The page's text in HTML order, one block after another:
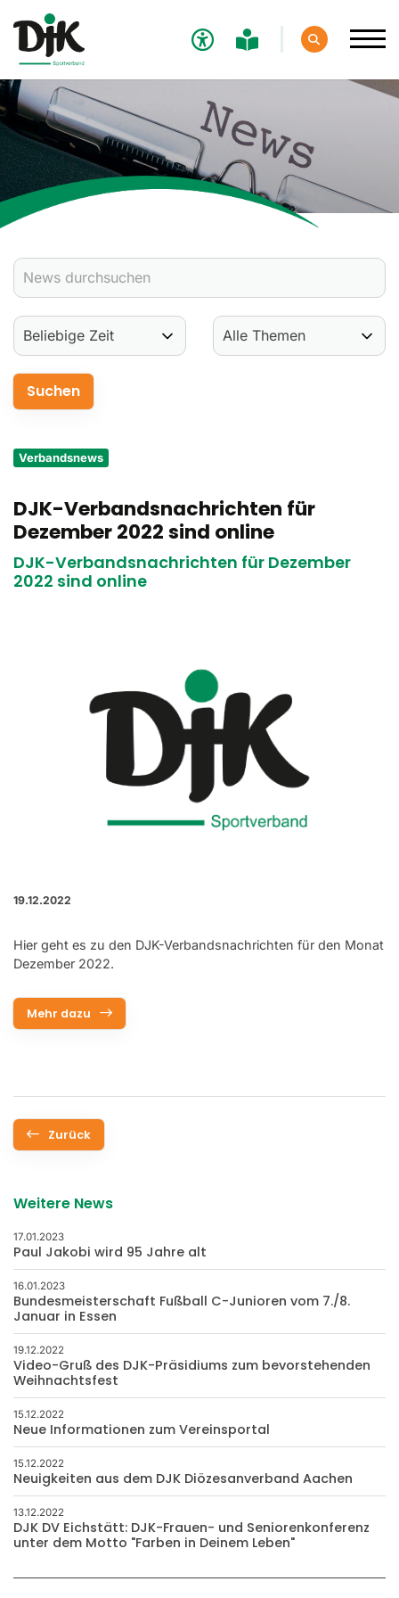
Verbandsnews
DJK-Verbandsnachrichten für
Dezember 2022 sind online
DJK-Verbandsnachrichten für Dezember
2022 sind online
19.12.2022
Hier geht es zu den DJK-Verbandsnachrichten für den Monat
Dezember 2022.
Mehr dazu
Zurück
Weitere News
17.01.2023
Paul Jakobi wird 95 Jahre alt
16.01.2023
Bundesmeisterschaft Fußball C-Junioren vom 7./8.
Januar in Essen
19.12.2022
Video-Gruß des DJK-Präsidiums zum bevorstehenden
Weihnachtsfest
15.12.2022
Neue Informationen zum Vereinsportal
15.12.2022
Neuigkeiten aus dem DJK Diözesanverband Aachen
13.12.2022
DJK DV Eichstätt: DJK-Frauen- und Seniorenkonferenz
unter dem Motto "Farben in Deinem Leben"
Verband
Aktuelles
Verbands-News
Termine
Verantwortung
Aus- und Fortbildungen
Kontakt